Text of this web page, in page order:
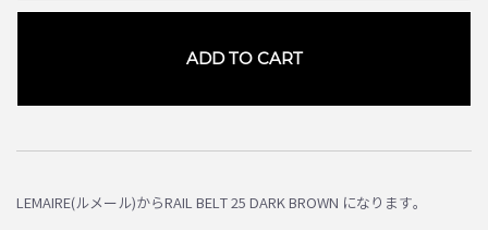
ADD TO CART
LEMAIRE(ルメール)からRAIL BELT 25 DARK BROWN になります。